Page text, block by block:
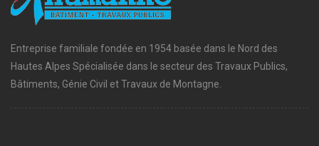
Entreprise familiale fondée en 1954 basée dans le Nord des
Hautes Alpes Spécialisée dans le secteur des Travaux Publics,
Bâtiments, Génie Civil et Travaux de Montagne.